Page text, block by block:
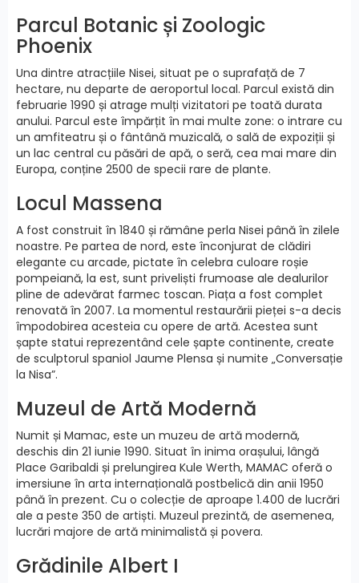
Parcul Botanic și Zoologic
Phoenix
Una dintre atracțiile Nisei, situat pe o suprafață de 7
hectare, nu departe de aeroportul local. Parcul există din
februarie 1990 și atrage mulți vizitatori pe toată durata
anului. Parcul este împărțit în mai multe zone: o intrare cu
un amfiteatru și o fântână muzicală, o sală de expoziții și
un lac central cu păsări de apă, o seră, cea mai mare din
Europa, conține 2500 de specii rare de plante.
Locul Massena
A fost construit în 1840 și rămâne perla Nisei până în zilele
noastre. Pe partea de nord, este înconjurat de clădiri
elegante cu arcade, pictate în celebra culoare roșie
pompeiană, la est, sunt priveliști frumoase ale dealurilor
pline de adevărat farmec toscan. Piața a fost complet
renovată în 2007. La momentul restaurării pieței s-a decis
împodobirea acesteia cu opere de artă. Acestea sunt
șapte statui reprezentând cele șapte continente, create
de sculptorul spaniol Jaume Plensa și numite „Conversație
la Nisa”.
Muzeul de Artă Modernă
Numit și Mamac, este un muzeu de artă modernă,
deschis din 21 iunie 1990. Situat în inima orașului, lângă
Place Garibaldi și prelungirea Kule Werth, MAMAC oferă o
imersiune în arta internațională postbelică din anii 1950
până în prezent. Cu o colecție de aproape 1.400 de lucrări
ale a peste 350 de artiști. Muzeul prezintă, de asemenea,
lucrări majore de artă minimalistă și povera.
Grădinile Albert I